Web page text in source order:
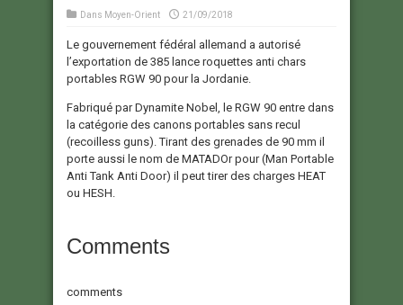
Dans Moyen-Orient 21/09/2018
Le gouvernement fédéral allemand a autorisé
l’exportation de 385 lance roquettes anti chars
portables RGW 90 pour la Jordanie.
Fabriqué par Dynamite Nobel, le RGW 90 entre dans
la catégorie des canons portables sans recul
(recoilless guns). Tirant des grenades de 90 mm il
porte aussi le nom de MATADOr pour (Man Portable
Anti Tank Anti Door) il peut tirer des charges HEAT
ou HESH.
Comments
comments